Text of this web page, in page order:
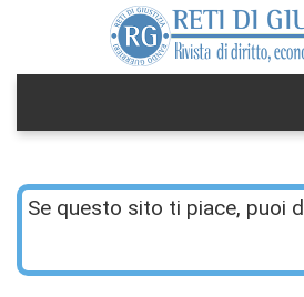
Se questo sito ti piace, puoi